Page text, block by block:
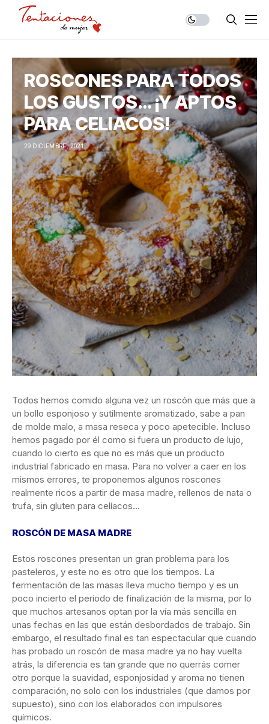
ROSCONES PARA TODOS
LOS GUSTOS… ¡Y APTOS
PARA CELIACOS!
29 DICIEMBRE, 2021
Todos hemos comido alguna vez un roscón que más que a
un bollo esponjoso y sutilmente aromatizado, sabe a pan
de molde malo, a masa reseca y poco apetecible. Incluso
hemos pagado por él como si fuera un producto de lujo,
cuando lo cierto es que no es más que un producto
industrial fabricado en masa. Para no volver a caer en los
mismos errores, te proponemos algunos roscones
realmente ricos a partir de masa madre, rellenos de nata o
trufa, sin gluten para celíacos…
ROSCÓN DE MASA MADRE
Estos roscones presentan un gran problema para los
pasteleros, y este no es otro que los tiempos. La
fermentación de las masas lleva mucho tiempo y es un
poco incierto el periodo de finalización de la misma, por lo
que muchos artesanos optan por la vía más sencilla en
unas fechas en las que están desbordados de trabajo. Sin
embargo, el resultado final es tan espectacular que cuando
has probado un roscón de masa madre ya no hay vuelta
atrás, la diferencia es tan grande que no querrás comer
otro porque la suavidad, esponjosidad y aroma no tienen
comparación, no solo con los industriales (que damos por
supuesto), sino con los elaborados con impulsores
químicos.